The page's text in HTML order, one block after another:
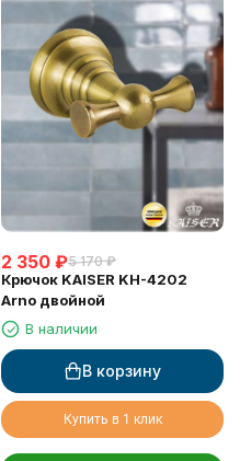
2 350 ₽5 170 ₽
Крючок KAISER KH-4202
Arno двойной
В наличии
В корзину
Купить в 1 клик